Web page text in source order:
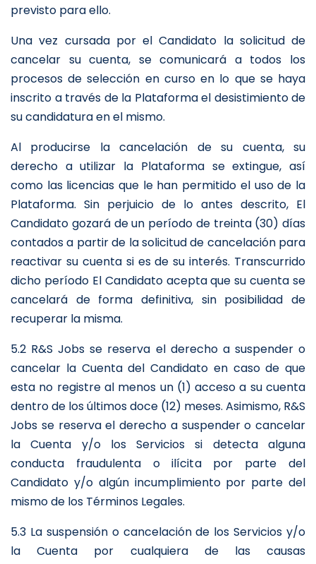
previsto para ello.
Una vez cursada por el Candidato la solicitud de
cancelar su cuenta, se comunicará a todos los
procesos de selección en curso en lo que se haya
inscrito a través de la Plataforma el desistimiento de
su candidatura en el mismo.
Al producirse la cancelación de su cuenta, su
derecho a utilizar la Plataforma se extingue, así
como las licencias que le han permitido el uso de la
Plataforma. Sin perjuicio de lo antes descrito, El
Candidato gozará de un período de treinta (30) días
contados a partir de la solicitud de cancelación para
reactivar su cuenta si es de su interés. Transcurrido
dicho período El Candidato acepta que su cuenta se
cancelará de forma definitiva, sin posibilidad de
recuperar la misma.
5.2 R&S Jobs se reserva el derecho a suspender o
cancelar la Cuenta del Candidato en caso de que
esta no registre al menos un (1) acceso a su cuenta
dentro de los últimos doce (12) meses. Asimismo, R&S
Jobs se reserva el derecho a suspender o cancelar
la Cuenta y/o los Servicios si detecta alguna
conducta fraudulenta o ilícita por parte del
Candidato y/o algún incumplimiento por parte del
mismo de los Términos Legales.
5.3 La suspensión o cancelación de los Servicios y/o
la Cuenta por cualquiera de las causas